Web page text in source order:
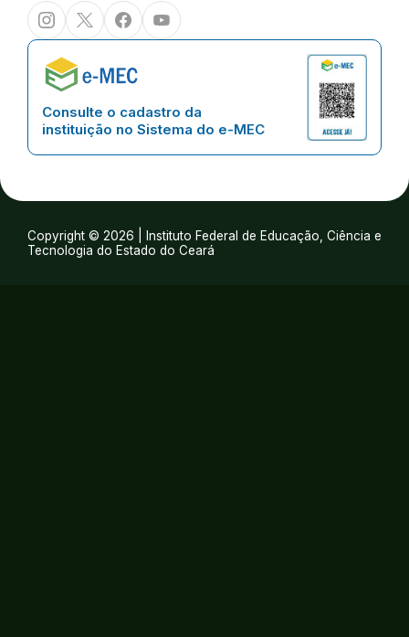
InstagramTwitter/XFacebookYoutube
Consulte o cadastro da
instituição no Sistema do e-MEC
Copyright © 2026 | Instituto Federal de Educação, Ciência e
Tecnologia do Estado do Ceará